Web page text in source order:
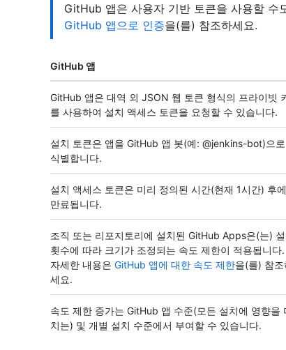
GitHub 앱은 사용자 기반 토큰을 사용할 수
GitHub 앱으로 인증을(를) 참조하세요.
GitHub 앱
GitHub 앱은 대역 외 JSON 웹 토큰 형식의 프라이빗
를 사용하여 설치 액세스 토큰을 요청할 수 있습니다.
설치 토큰은 앱을 GitHub 앱 봇(예: @jenkins-bot)으로
식별합니다.
설치 액세스 토큰은 미리 정의된 시간(현재 1시간) 후에
만료됩니다.
조직 또는 리포지토리에 설치된 GitHub Apps은(는) 설
횟수에 따라 크기가 조정되는 속도 제한이 적용됩니다.
자세한 내용은 GitHub 앱에 대한 속도 제한을(를) 참조
세요.
속도 제한 증가는 GitHub 앱 수준(모든 설치에 영향을
치는) 및 개별 설치 수준에서 부여할 수 있습니다.